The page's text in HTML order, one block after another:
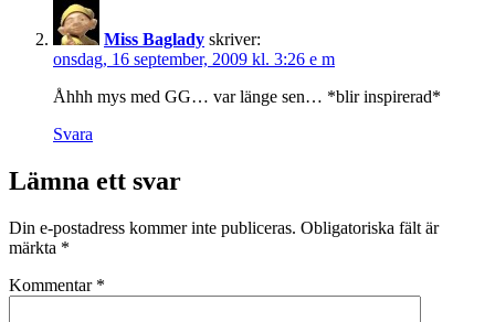
Miss Baglady skriver:
onsdag, 16 september, 2009 kl. 3:26 e m
Åhhh mys med GG… var länge sen… *blir inspirerad*
Svara
Lämna ett svar
Din e-postadress kommer inte publiceras. Obligatoriska fält är
märkta *
Kommentar *